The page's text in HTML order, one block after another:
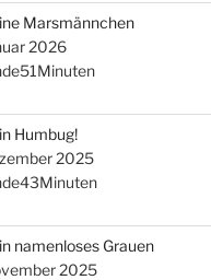
Marsmännchen
2026
Humbug!
2025
namenloses Grauen
2025